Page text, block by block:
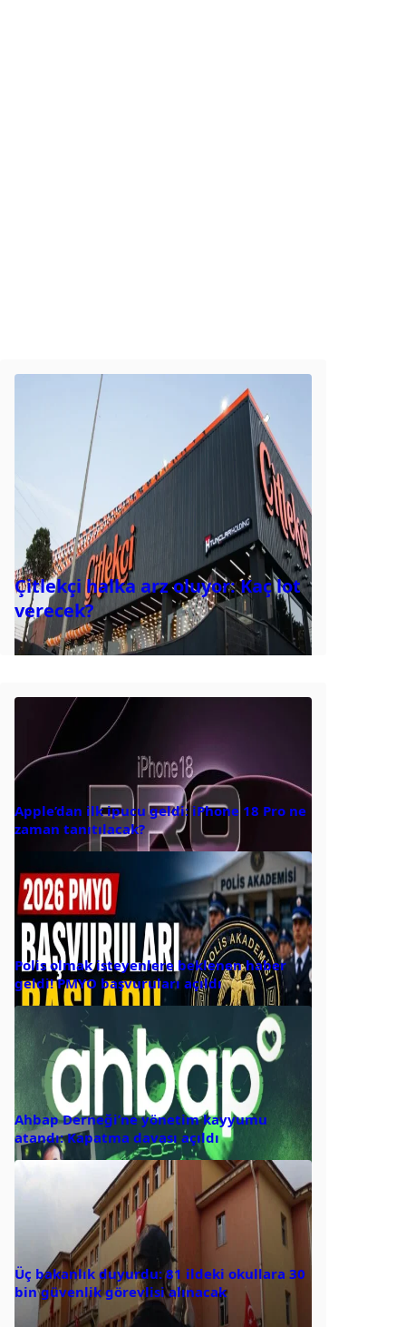
Çitlekçi halka arz oluyor: Kaç lot
verecek?
Apple’dan ilk ipucu geldi: iPhone 18 Pro ne
zaman tanıtılacak?
Polis olmak isteyenlere beklenen haber
geldi! PMYO başvuruları açıldı
Ahbap Derneği’ne yönetim kayyumu
atandı: Kapatma davası açıldı
Üç bakanlık duyurdu: 81 ildeki okullara 30
bin güvenlik görevlisi alınacak